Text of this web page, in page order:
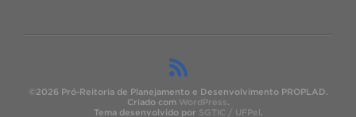
©2026 Pró-Reitoria de Planejamento e Desenvolvimento PROPLAD.
Criado com WordPress.
Tema desenvolvido por SGTIC / UFPel.